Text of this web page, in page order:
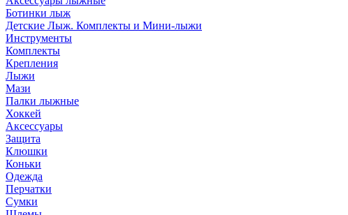
Ботинки лыж
Детские Лыж. Комплекты и Мини-лыжи
Инструменты
Комплекты
Крепления
Лыжи
Мази
Палки лыжные
Хоккей
Аксессуары
Защита
Клюшки
Коньки
Одежда
Перчатки
Сумки